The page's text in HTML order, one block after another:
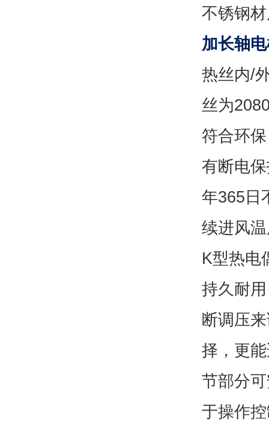
不锈钢
加长轴
热丝内/
丝为
符合环
有断电
年365日
续进风
K型热电
持久耐
断调压
择，更
节部分
于操作